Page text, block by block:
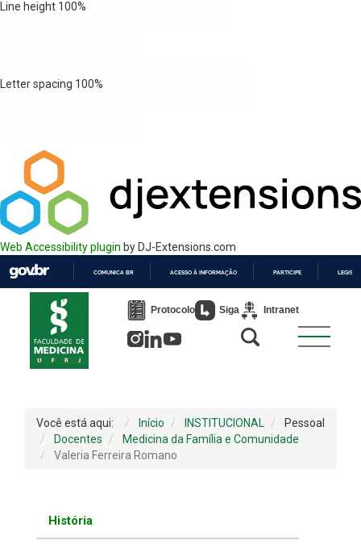
Line height 100%
Letter spacing 100%
Web Accessibility plugin by DJ-Extensions.com
PARA
COMUNICA BR ACESSO À INFORMAÇÃO PARTICIPE
Protocolo Siga Intranet
Você está aqui: Início INSTITUCIONAL
Pessoal
Docentes
Medicina da Família e Comunidade
Valeria Ferreira Romano
História